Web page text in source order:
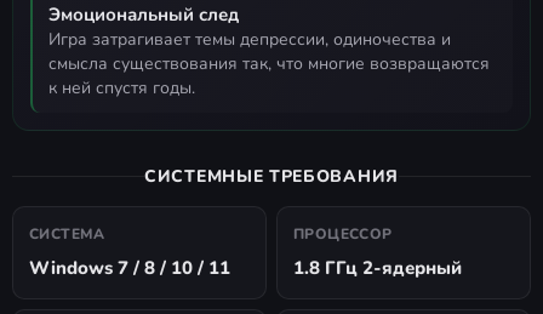
Эмоциональный след
игра затрагивает темы депрессии, одиночества и
смысла существования так, что многие возвращаются
к ней спустя годы.
СИСТЕМНЫЕ ТРЕБОВАНИЯ
СИСТЕМА
Windows 7 / 8 / 10 / 11
ПРОЦЕССОР
1.8 ГГц 2-ядерный